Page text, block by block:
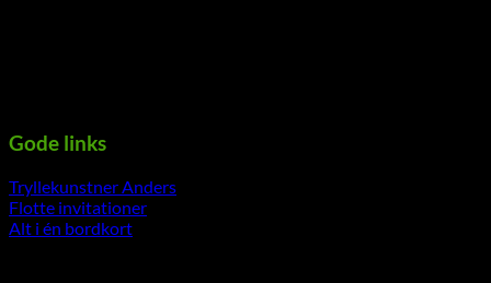
Gode links
Tryllekunstner Anders
Flotte invitationer
Alt i én bordkort